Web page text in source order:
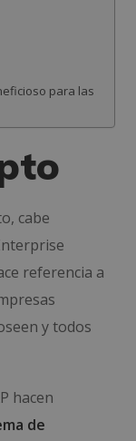
para las
cabe
referencia a
y todos
hacen
de